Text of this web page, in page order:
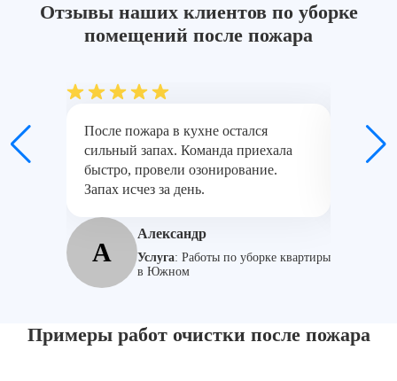
Отзывы наших клиентов по уборке
помещений после пожара
После пожара в кухне остался
сильный запах. Команда приехала
быстро, провели озонирование.
Запах исчез за день.
А
Александр
Услуга: Работы по уборке квартиры
в Южном
Примеры работ очистки после пожара